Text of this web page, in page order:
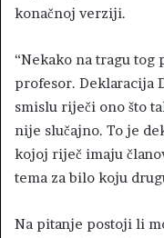
konačnoj verziji.
“Nekako na tragu tog
profesor. Deklaracija
smislu riječi ono što
nije slučajno. To je
kojoj riječ imaju
tema za bilo koju
Na pitanje postoji li